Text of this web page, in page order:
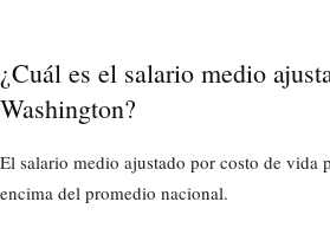
¿Cuál es el salario medio
Washington?
El salario medio ajustado por costo de vida
encima del promedio nacional.